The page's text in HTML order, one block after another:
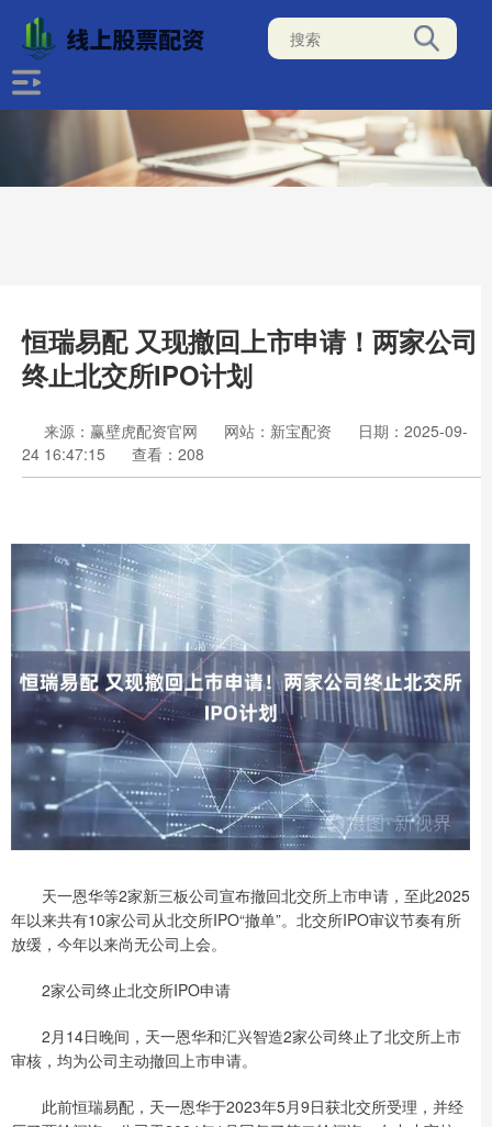
恒瑞易配 又现撤回上市申请！两家公司
终止北交所IPO计划
来源：赢壁虎配资官网 网站：新宝配资
日期：2025-09-
24 16:47:15
查看：208
天一恩华等2家新三板公司宣布撤回北交所上市申请，至此2025
年以来共有10家公司从北交所IPO“撤单”。北交所IPO审议节奏有所
放缓，今年以来尚无公司上会。
2家公司终止北交所IPO申请
2月14日晚间，天一恩华和汇兴智造2家公司终止了北交所上市
审核，均为公司主动撤回上市申请。
此前恒瑞易配，天一恩华于2023年5月9日获北交所受理，并经